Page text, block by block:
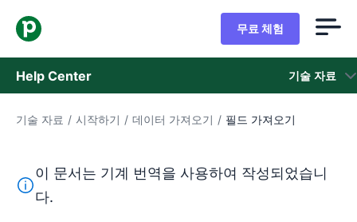
무료 체험
Help Center 기술 자료
기술 자료
지원 팀 문의
기술 자료 / 시작하기 / 데이터 가져오기 / 필드 가져오기
이 텍스트는 기계 번역 도구를 사용하여 영어를 번역한 것
이 문서는 기계 번역을 사용하여 작성되었습니
다.